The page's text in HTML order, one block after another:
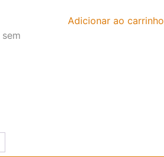
sem
Adicionar ao carrinho